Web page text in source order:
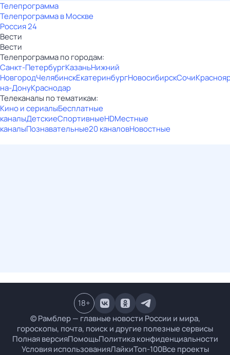
Телепрограмма
Телепрограмма в Москве
Россия 24
Вести
Вести
Телепрограмма по городам:
Санкт-ПетербургКазаньНижний
НовгородЧелябинскЕкатеринбургНовосибирскСочи
на-ДонуКраснодар
Телеканалы по тематикам:
Кино и сериалыБесплатные
каналыДетскиеСпортивныеHDМестные
каналыПознавательные20 каналовНовостные
© Рамблер — главные новости России и мира,
гороскопы, почта, поиск и другие полезные сервисы
Полная версияПомощьПолитика конфиденциальности
Условия использованияЛайкиТоп-100Все проекты
18+